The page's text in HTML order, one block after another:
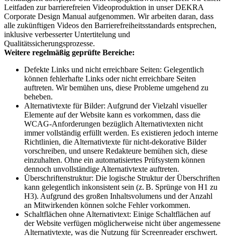
Leitfaden zur barrierefreien Videoproduktion in unser DEKRA
Corporate Design Manual aufgenommen. Wir arbeiten daran, dass
alle zukünftigen Videos den Barrierefreiheitsstandards entsprechen,
inklusive verbesserter Untertitelung und
Qualitätssicherungsprozesse.
Weitere regelmäßig geprüfte Bereiche:
Defekte Links und nicht erreichbare Seiten: Gelegentlich
können fehlerhafte Links oder nicht erreichbare Seiten
auftreten. Wir bemühen uns, diese Probleme umgehend zu
beheben.
Alternativtexte für Bilder: Aufgrund der Vielzahl visueller
Elemente auf der Website kann es vorkommen, dass die
WCAG-Anforderungen bezüglich Alternativtexten nicht
immer vollständig erfüllt werden. Es existieren jedoch interne
Richtlinien, die Alternativtexte für nicht-dekorative Bilder
vorschreiben, und unsere Redakteure bemühen sich, diese
einzuhalten. Ohne ein automatisiertes Prüfsystem können
dennoch unvollständige Alternativtexte auftreten.
Überschriftenstruktur: Die logische Struktur der Überschriften
kann gelegentlich inkonsistent sein (z. B. Sprünge von H1 zu
H3). Aufgrund des großen Inhaltsvolumens und der Anzahl
an Mitwirkenden können solche Fehler vorkommen.
Schaltflächen ohne Alternativtext: Einige Schaltflächen auf
der Website verfügen möglicherweise nicht über angemessene
Alternativtexte, was die Nutzung für Screenreader erschwert.